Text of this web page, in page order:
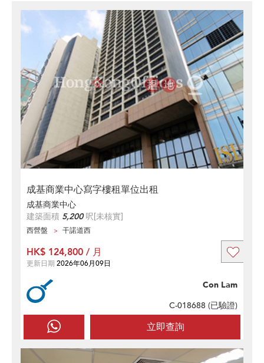
成基商業中心寫字樓租單位出租
成基商業中心
建築面積 5,200呎[未核實]
西營盤 干諾道西
立即查詢
Con Lam
C-018688 (已驗證)
HK$ 124,800 / 月
更新日期 2026年06月09日